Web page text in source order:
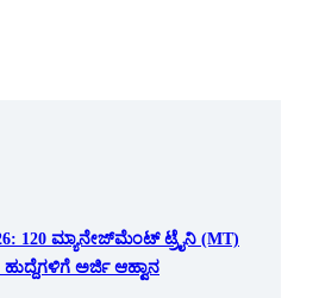
120 ಮ್ಯಾನೇಜ್‌ಮೆಂಟ್ ಟ್ರೈನಿ (MT)
ಹುದ್ದೆಗಳಿಗೆ ಅರ್ಜಿ ಆಹ್ವಾನ